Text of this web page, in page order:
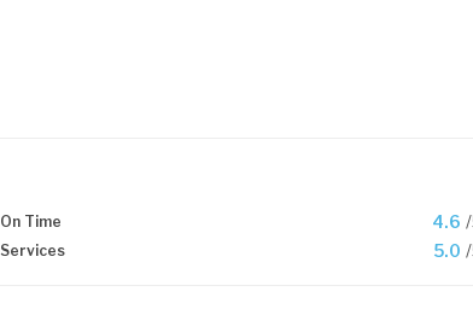
On Time 4.6
Services 5.0